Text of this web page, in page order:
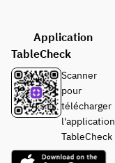
Application
TableCheck
Scanner
pour
télécharger
l'application
TableCheck